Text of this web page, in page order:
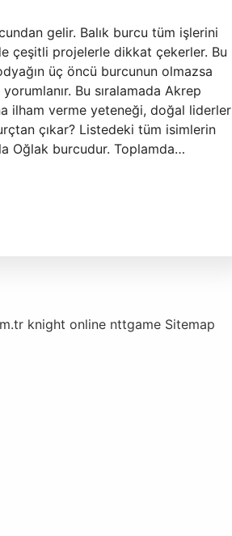
gelir. Balık burcu tüm işlerini
çeşitli projelerle dikkat çekerler. Bu
üç öncü burcunun olmazsa
Bu sıralamada Akrep
ilham verme yeteneği, doğal liderler
çıkar? Listedeki tüm isimlerin
Oğlak burcudur. Toplamda…
knight online nttgame Sitemap